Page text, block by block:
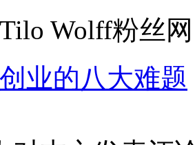
Wolff粉丝
创业的八大难题